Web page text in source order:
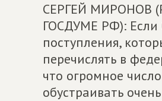
СЕРГЕЙ МИРОНОВ
ГОСДУМЕ РФ): Если
поступления,
перечислять в
что огромное
обустраивать